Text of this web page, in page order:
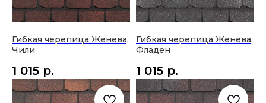
Гибкая черепица Женева,
Чили
1 015 р.
Гибкая черепица Женева,
Фладен
1 015 р.